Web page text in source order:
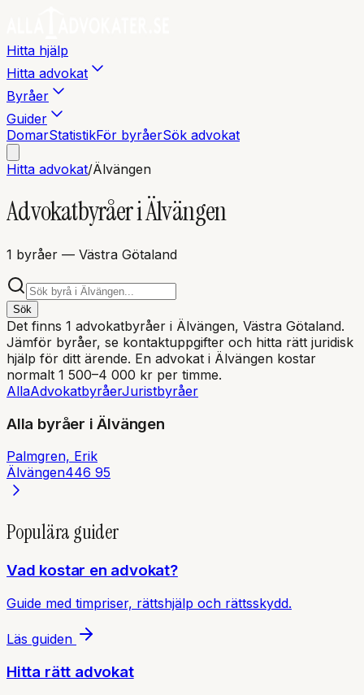
Hitta hjälp
Hitta advokat
Byråer
Guider
DomarStatistikFör byråerSök advokat
Hitta advokat/Älvängen
Advokatbyråer iÄlvängen
1 byråer — Västra Götaland
Sök
Det finns 1 advokatbyråer i Älvängen, Västra Götaland.
Jämför byråer, se kontaktuppgifter och hitta rätt juridisk
hjälp för ditt ärende. En advokat i Älvängen kostar
normalt 1 500–4 000 kr per timme.
AllaAdvokatbyråerJuristbyråer
Alla byråer iÄlvängen
Palmgren, Erik
Älvängen446 95
Populära guider
Vad kostar en advokat?
Guide med timpriser, rättshjälp och rättsskydd.
Läs guiden
Hitta rätt advokat